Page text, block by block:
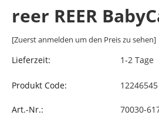
reer REER
[Zuerst anmelden um den Preis zu sehen]
Lieferzeit: 1-2 Tage
Produkt Code: 12246545
Art.-Nr.: 70030-